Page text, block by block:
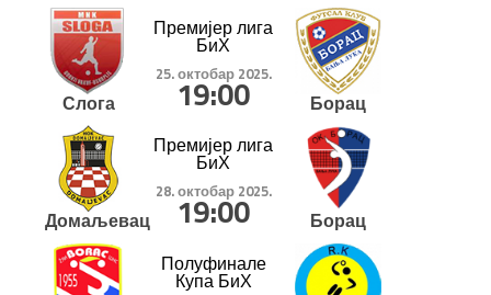
Слога
Премијер лига
БиХ
25. октобар 2025.
19:00 Борац
Домаљевац
Премијер лига
БиХ
28. октобар 2025.
19:00 Борац
Полуфинале
Купа БиХ